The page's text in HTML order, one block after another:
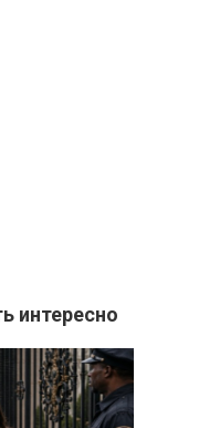
интересно